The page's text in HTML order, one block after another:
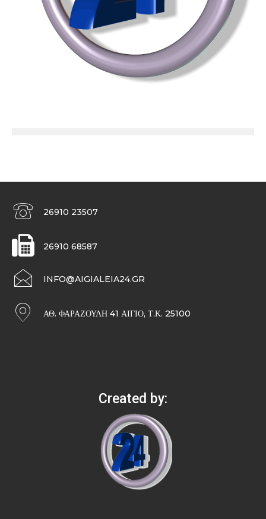
26910 23507
26910 68587
INFO@AIGIALEIA24.GR
ΑΘ. ΦΑΡΑΖΟΥΛΉ 41 ΑΊΓΙΟ, Τ.Κ. 25100
Created by: